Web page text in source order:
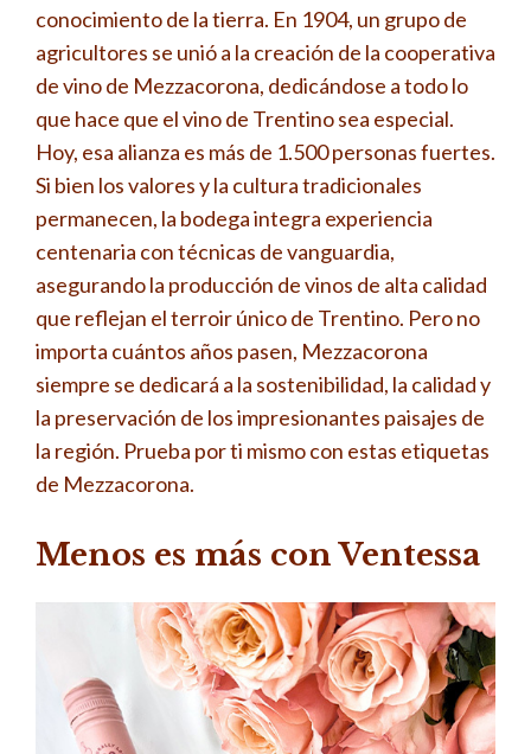
conocimiento de la tierra. En 1904, un grupo de
agricultores se unió a la creación de la cooperativa
de vino de Mezzacorona, dedicándose a todo lo
que hace que el vino de Trentino sea especial.
Hoy, esa alianza es más de 1.500 personas fuertes.
Si bien los valores y la cultura tradicionales
permanecen, la bodega integra experiencia
centenaria con técnicas de vanguardia,
asegurando la producción de vinos de alta calidad
que reflejan el terroir único de Trentino. Pero no
importa cuántos años pasen, Mezzacorona
siempre se dedicará a la sostenibilidad, la calidad y
la preservación de los impresionantes paisajes de
la región. Prueba por ti mismo con estas etiquetas
de Mezzacorona.
Menos es más con Ventessa